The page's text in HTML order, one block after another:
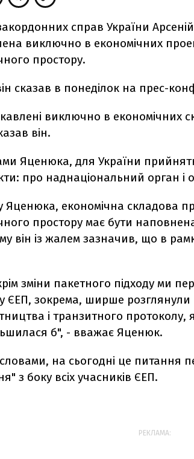
справ України
виключно в економічних
простору.
сказав в понеділок на прес-
виключно в економічних
він.
Яценюка, для України
про наднаціональний орган і
Яценюка, економічна складова
простору має бути
він із жалем зазначив, що в
зміни пакетного підходу ми
ЄЕП, зокрема, ширше
і транзитного
б", - вважає Яценюк.
на сьогодні це питання
з боку всіх учасників ЄЕП.
РЕКЛАМА: